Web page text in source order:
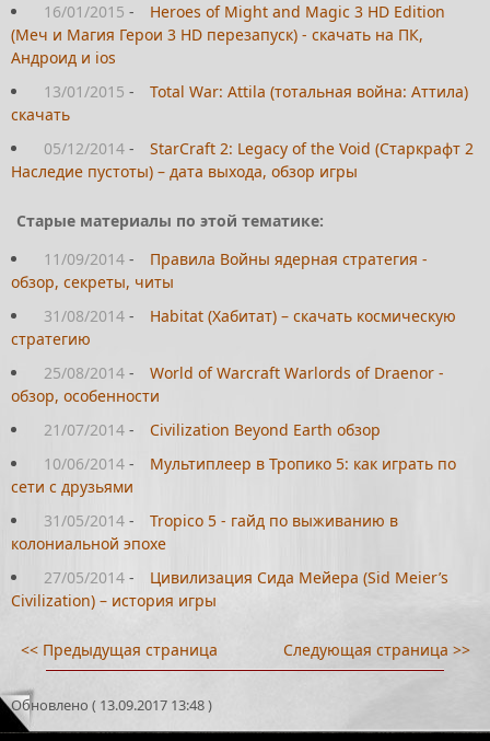
16/01/2015 -
Heroes of Might and Magic 3 HD Edition
(Меч и Магия Герои 3 HD перезапуск) - скачать на ПК,
Андроид и ios
13/01/2015 -
Total War: Attila (тотальная война: Аттила)
скачать
05/12/2014 -
StarCraft 2: Legacy of the Void (Старкрафт 2
Наследие пустоты) – дата выхода, обзор игры
Старые материалы по этой тематике:
11/09/2014 -
Правила Войны ядерная стратегия -
обзор, секреты, читы
31/08/2014 -
Habitat (Хабитат) – скачать космическую
стратегию
25/08/2014 -
World of Warcraft Warlords of Draenor -
обзор, особенности
21/07/2014 -
Civilization Beyond Earth обзор
10/06/2014 -
Мультиплеер в Тропико 5: как играть по
сети с друзьями
31/05/2014 -
Tropico 5 - гайд по выживанию в
колониальной эпохе
27/05/2014 -
Цивилизация Сида Мейера (Sid Meier’s
Civilization) – история игры
<< Предыдущая страница Следующая страница >>
Обновлено ( 13.09.2017 13:48 )